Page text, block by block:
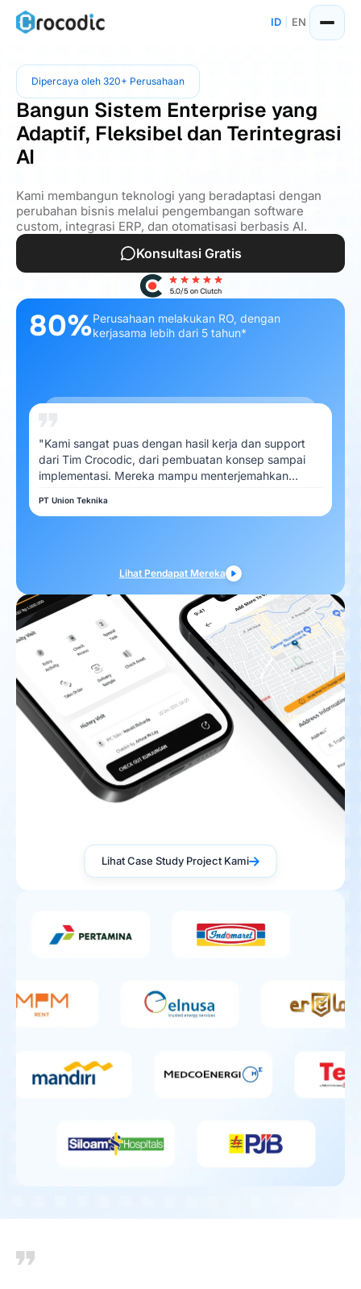
ID EN
Dipercaya oleh 320+ Perusahaan
Bangun Sistem Enterprise yang
Adaptif, Fleksibel dan Terintegrasi
AI
Kami membangun teknologi yang beradaptasi dengan
perubahan bisnis melalui pengembangan software
custom, integrasi ERP, dan otomatisasi berbasis AI.
Konsultasi Gratis
80%Perusahaan melakukan RO, dengan
kerjasama lebih dari 5 tahun*
"Kami sangat puas dengan hasil kerja dan support
dari Tim Crocodic, dari pembuatan konsep sampai
implementasi. Mereka mampu menterjemahkan
PT Union Teknika
Lihat Pendapat Mereka
Lihat Case Study Project Kami